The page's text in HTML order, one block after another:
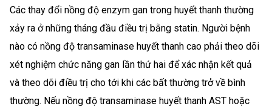
Các thay đổi nồng độ enzym gan trong huyết thanh thường
xảy ra ở những tháng đầu điều trị bằng statin. Người bệnh
nào có nồng độ transaminase huyết thanh cao phải theo dõi
xét nghiệm chức năng gan lần thứ hai để xác nhận kết quả
và theo dõi điều trị cho tới khi các bất thường trở về bình
thường. Nếu nồng độ transaminase huyết thanh AST hoặc